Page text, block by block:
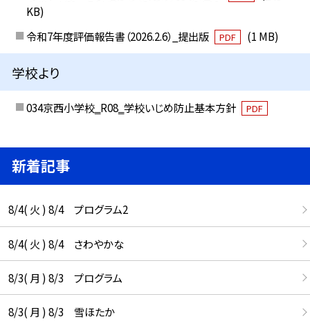
KB)
令和7年度評価報告書（2026.2.6）_提出版
PDF (1 MB)
学校より
034京西小学校‗R08‗学校いじめ防止基本方針 PDF
新着記事
8/4( 火 ) 8/4 プログラム2
8/4( 火 ) 8/4 さわやかな
8/3( 月 ) 8/3 プログラム
8/3( 月 ) 8/3 雪ほたか